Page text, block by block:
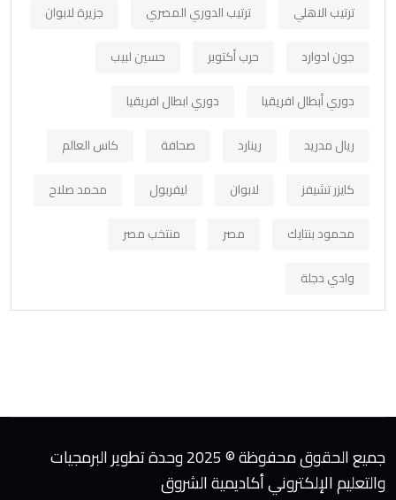
ترتيب الاهلي
ترتيب الدوري المصري
جزيرة لابوان
جون ادوارد
حرب أكتوبر
حسين لبيب
دوري أبطال افريقيا
دوري ابطال افريقيا
ريال مدريد
رينارد صحافة
كاس العالم
كايزر تشيفز
لابوان ليفربول
محمد صلاح
محمود بنتايك
مصر
منتخب مصر
وادي دجلة
جميع الحقوق محفوظة © 2025 وحدة تطوير البرمجيات
والتعليم الإلكتروني أكاديمية الشروق